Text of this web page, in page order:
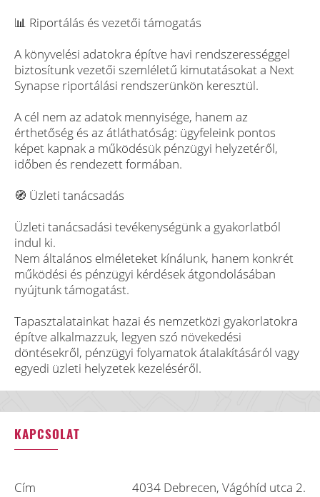
📊 Riportálás és vezetői támogatás
A könyvelési adatokra építve havi rendszerességgel
biztosítunk vezetői szemléletű kimutatásokat a Next
Synapse riportálási rendszerünkön keresztül.
A cél nem az adatok mennyisége, hanem az
érthetőség és az átláthatóság: ügyfeleink pontos
képet kapnak a működésük pénzügyi helyzetéről,
időben és rendezett formában.
🧭 Üzleti tanácsadás
Üzleti tanácsadási tevékenységünk a gyakorlatból
indul ki.
Nem általános elméleteket kínálunk, hanem konkrét
működési és pénzügyi kérdések átgondolásában
nyújtunk támogatást.
Tapasztalatainkat hazai és nemzetközi gyakorlatokra
építve alkalmazzuk, legyen szó növekedési
döntésekről, pénzügyi folyamatok átalakításáról vagy
egyedi üzleti helyzetek kezeléséről.
KAPCSOLAT
Cím 4034 Debrecen, Vágóhíd utca 2.